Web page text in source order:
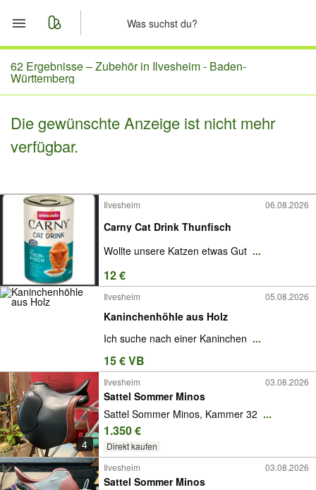
Start
Merkliste
Nachrichten
62 Ergebnisse –Zubehör in Ilvesheim - Baden-
Württemberg
Die gewünschte Anzeige ist nicht mehr
verfügbar.
Ilvesheim 06.08.2026
Carny Cat Drink Thunfisch
Wollte unsere Katzen etwas Gut ...
12 €
Ilvesheim 05.08.2026
Kaninchenhöhle aus Holz
Ich suche nach einer Kaninchen ...
15 € VB
4
Ilvesheim 03.08.2026
Sattel Sommer Minos
Sattel Sommer Minos, Kammer 32 ...
1.350 €
Direkt kaufen
Ilvesheim 03.08.2026
Sattel Sommer Minos